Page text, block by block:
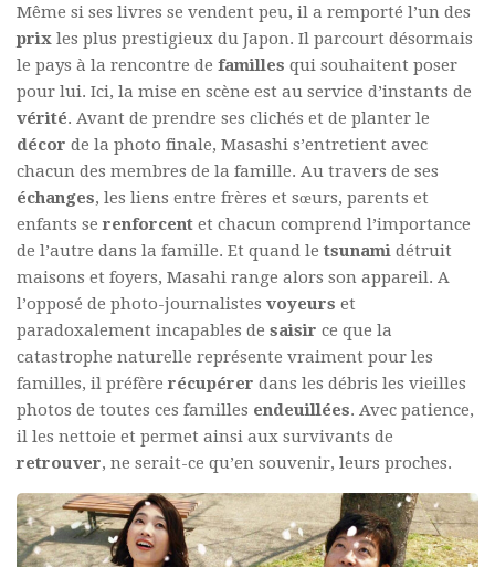
Même si ses livres se vendent peu, il a remporté l’un des
prix les plus prestigieux du Japon. Il parcourt désormais
le pays à la rencontre de familles qui souhaitent poser
pour lui. Ici, la mise en scène est au service d’instants de
vérité. Avant de prendre ses clichés et de planter le
décor de la photo finale, Masashi s’entretient avec
chacun des membres de la famille. Au travers de ses
échanges, les liens entre frères et sœurs, parents et
enfants serenforcent et chacun comprend l’importance
de l’autre dans la famille. Et quand le tsunami détruit
maisons et foyers, Masahi range alors son appareil. A
l’opposé de photo-journalistes voyeurs et
paradoxalement incapables de saisir ce que la
catastrophe naturelle représente vraiment pour les
familles, il préfèrerécupérer dans les débris les vieilles
photos de toutes ces familles endeuillées. Avec patience,
il les nettoie et permet ainsi aux survivants de
retrouver, ne serait-ce qu’en souvenir, leurs proches.